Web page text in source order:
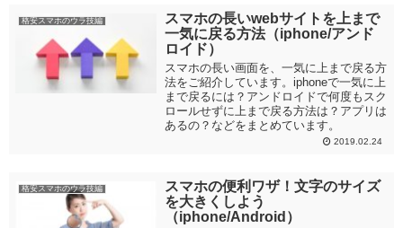
格安スマホのウラ技編
スマホの長いwebサイトを上まで
一気に戻る方法（iphone/アンド
ロイド）
スマホの長い画面を、一気に上まで戻る方
法をご紹介しています。iphoneで一気に上
まで戻るには？アンドロイドで何度もスク
ロールせずに上まで戻る方法は？アプリは
あるの？などをまとめています。
2019.02.24
格安スマホのウラ技編
スマホの便利ワザ！文字のサイズ
を大きくしよう
（iphone/Android）